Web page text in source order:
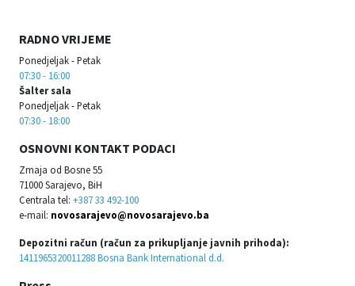
RADNO VRIJEME
Ponedjeljak - Petak
07:30 - 16:00
Šalter sala
Ponedjeljak - Petak
07:30 - 18:00
OSNOVNI KONTAKT PODACI
Zmaja od Bosne 55
71000 Sarajevo, BiH
Centrala tel: +387 33 492-100
e-mail: novosarajevo@novosarajevo.ba
Depozitni račun (račun za prikupljanje javnih prihoda):
1411965320011288 Bosna Bank International d.d.